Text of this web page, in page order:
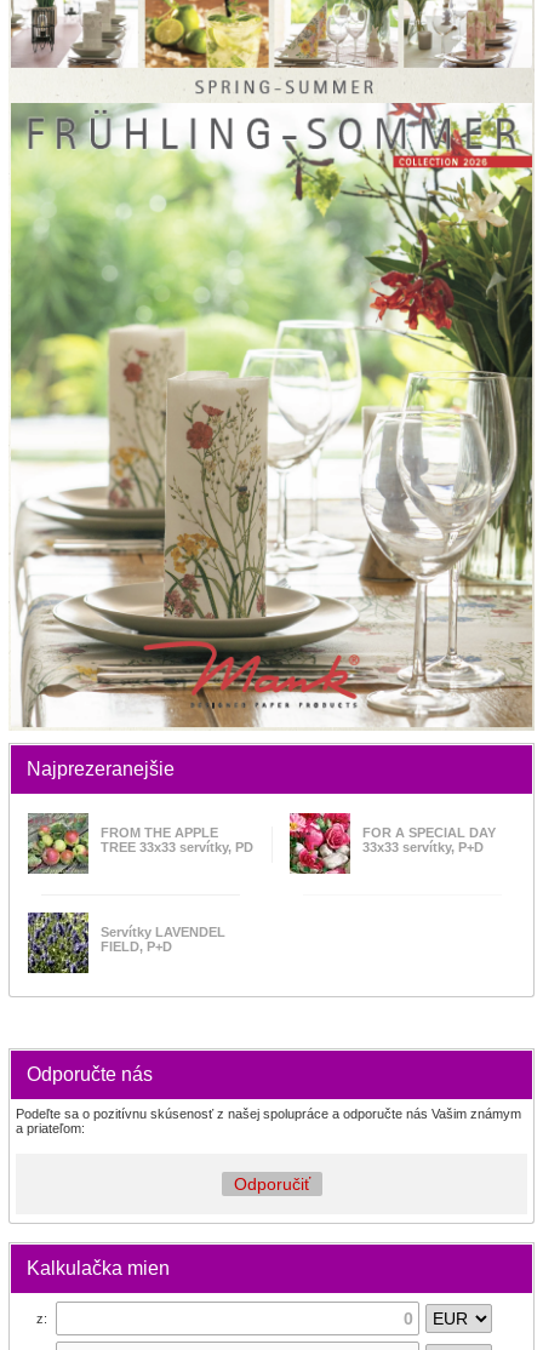
Najprezeranejšie
FROM THE APPLE
TREE 33x33 servítky, PD
FOR A SPECIAL DAY
33x33 servítky, P+D
Servítky LAVENDEL
FIELD, P+D
Odporučte nás
Podeľte sa o pozitívnu skúsenosť z našej spolupráce a odporučte nás Vašim známym
a priateľom:
Odporučiť
Kalkulačka mien
z: